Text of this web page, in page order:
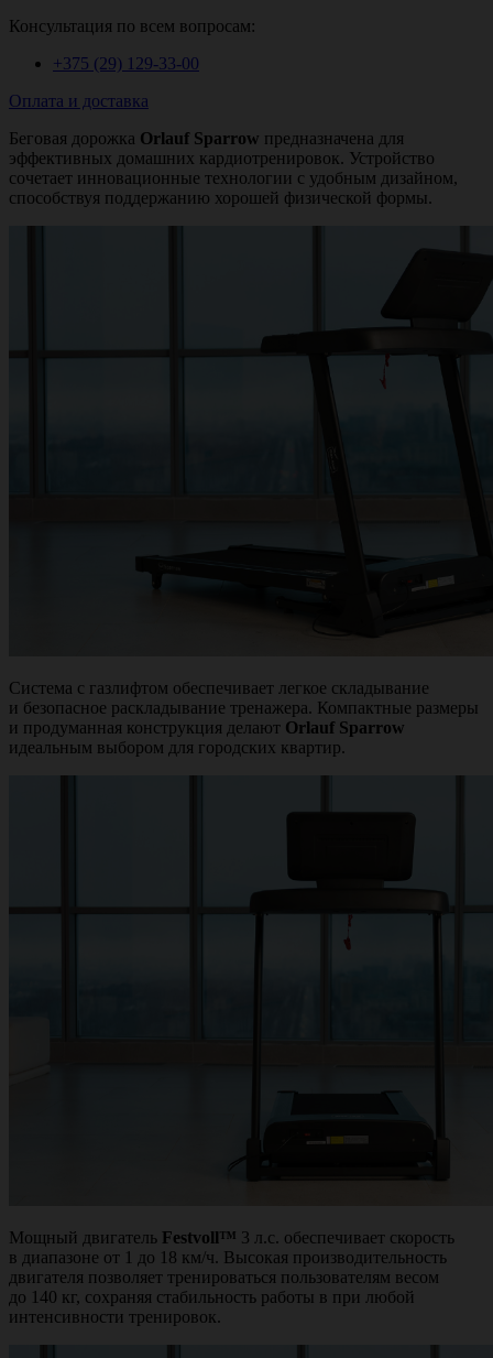
Консультация по всем вопросам:
+375 (29) 129-33-00
Оплата и доставка
Беговая дорожка Orlauf Sparrow предназначена для
эффективных домашних кардиотренировок. Устройство
сочетает инновационные технологии с удобным дизайном,
способствуя поддержанию хорошей физической формы.
Система с газлифтом обеспечивает легкое складывание
и безопасное раскладывание тренажера. Компактные размеры
и продуманная конструкция делают Orlauf Sparrow
идеальным выбором для городских квартир.
Мощный двигатель Festvoll™ 3 л.с. обеспечивает скорость
в диапазоне от 1 до 18 км/ч. Высокая производительность
двигателя позволяет тренироваться пользователям весом
до 140 кг, сохраняя стабильность работы в при любой
интенсивности тренировок.